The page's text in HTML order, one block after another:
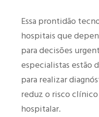
Essa prontidão
hospitais que
para decisões
especialistas estão
para realizar
reduz o risco clínico
hospitalar.